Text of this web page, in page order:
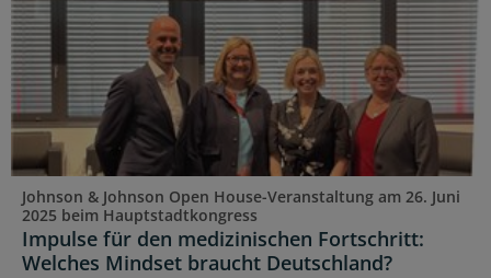
Johnson & Johnson Open House-Veranstaltung am 26. Juni
2025 beim Hauptstadtkongress
Impulse für den medizinischen Fortschritt:
Welches Mindset braucht Deutschland?